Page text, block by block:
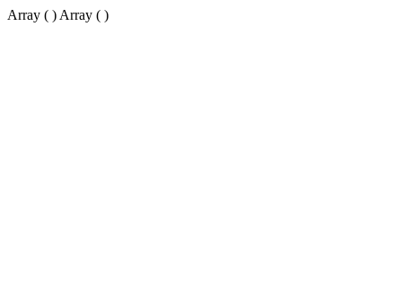
Array ( ) Array ( )